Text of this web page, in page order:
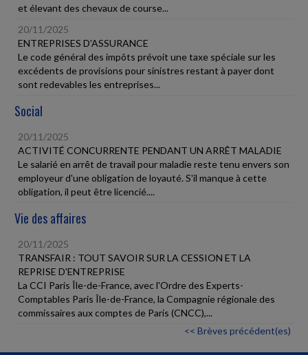
et élevant des chevaux de course...
20/11/2025
ENTREPRISES D'ASSURANCE
Le code général des impôts prévoit une taxe spéciale sur les
excédents de provisions pour sinistres restant à payer dont
sont redevables les entreprises...
Social
20/11/2025
ACTIVITÉ CONCURRENTE PENDANT UN ARRÊT MALADIE
Le salarié en arrêt de travail pour maladie reste tenu envers son
employeur d'une obligation de loyauté. S'il manque à cette
obligation, il peut être licencié....
Vie des affaires
20/11/2025
TRANSFAIR : TOUT SAVOIR SUR LA CESSION ET LA
REPRISE D'ENTREPRISE
La CCI Paris Île-de-France, avec l'Ordre des Experts-
Comptables Paris Île-de-France, la Compagnie régionale des
commissaires aux comptes de Paris (CNCC),...
<< Brèves précédent(es)